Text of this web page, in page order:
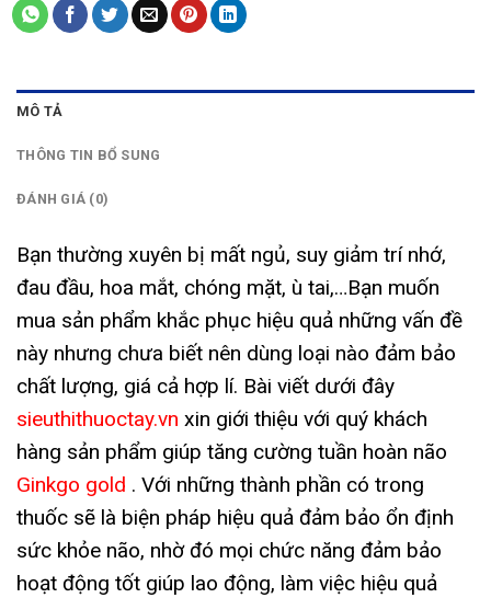
MÔ TẢ
THÔNG TIN BỔ SUNG
ĐÁNH GIÁ (0)
Bạn thường xuyên bị mất ngủ, suy giảm trí nhớ,
đau đầu, hoa mắt, chóng mặt, ù tai,…Bạn muốn
mua sản phẩm khắc phục hiệu quả những vấn đề
này nhưng chưa biết nên dùng loại nào đảm bảo
chất lượng, giá cả hợp lí. Bài viết dưới đây
sieuthithuoctay.vn xin giới thiệu với quý khách
hàng sản phẩm giúp tăng cường tuần hoàn não
Ginkgo gold . Với những thành phần có trong
thuốc sẽ là biện pháp hiệu quả đảm bảo ổn định
sức khỏe não, nhờ đó mọi chức năng đảm bảo
hoạt động tốt giúp lao động, làm việc hiệu quả